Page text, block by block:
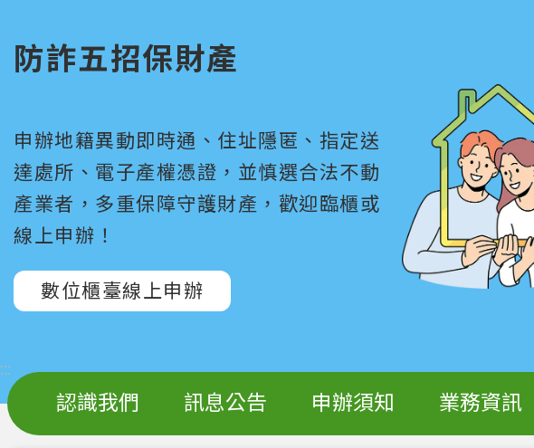
防詐五招保財產
申辦地籍異動即時通、住址隱匿、指定送
達處所、電子產權憑證，並慎選合法不動
產業者，多重保障守護財產，歡迎臨櫃或
線上申辦！
數位櫃臺線上申辦
:::
認識我們 訊息公告 申辦須知 業務資訊